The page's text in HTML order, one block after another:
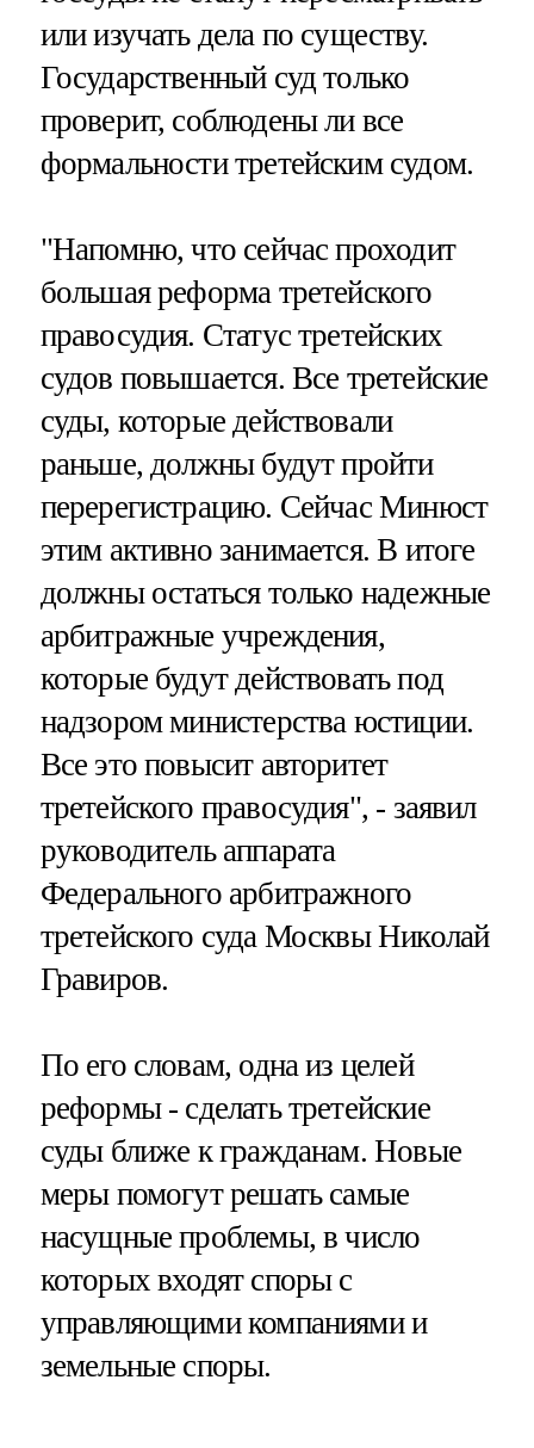
или изучать дела по существу.
Государственный суд только
проверит, соблюдены ли все
формальности третейским судом.
"Напомню, что сейчас проходит
большая реформа третейского
правосудия. Статус третейских
судов повышается. Все третейские
суды, которые действовали
раньше, должны будут пройти
перерегистрацию. Сейчас Минюст
этим активно занимается. В итоге
должны остаться только надежные
арбитражные учреждения,
которые будут действовать под
надзором министерства юстиции.
Все это повысит авторитет
третейского правосудия", - заявил
руководитель аппарата
Федерального арбитражного
третейского суда Москвы Николай
Гравиров.
По его словам, одна из целей
реформы - сделать третейские
суды ближе к гражданам. Новые
меры помогут решать самые
насущные проблемы, в число
которых входят споры с
управляющими компаниями и
земельные споры.